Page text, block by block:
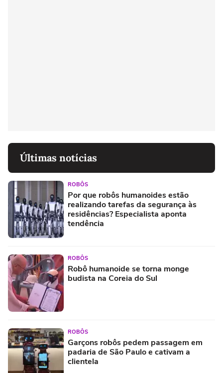
Últimas notícias
ROBÔS
Por que robôs humanoides estão
realizando tarefas da segurança às
residências? Especialista aponta
tendência
ROBÔS
Robô humanoide se torna monge
budista na Coreia do Sul
ROBÔS
Garçons robôs pedem passagem em
padaria de São Paulo e cativam a
clientela